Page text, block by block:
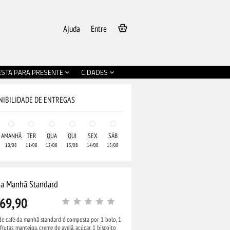
Entre
Ajuda
PARA PRESENTE CIDADES
Cesta Grande de
DE ENTREGAS
AMANHÃ
10/08
TER
11/08
QUA
12/08
QUI
13/08
SEX
14/08
SÁB
15/08
Manhã Standard
café da manhã standard é composta por 1 bolo, 1
manteiga, creme de avelã, açúcar, 1 biscoito